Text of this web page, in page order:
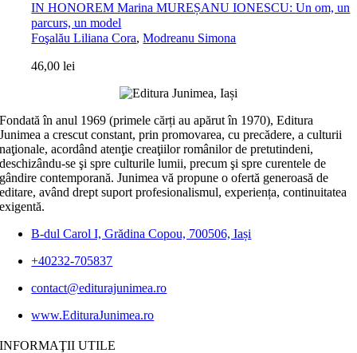
IN HONOREM Marina MUREȘANU IONESCU: Un om, un
parcurs, un model
Foşalău Liliana Cora,Modreanu Simona
46,00lei
Fondată în anul 1969 (primele cărți au apărut în 1970), Editura
Junimea a crescut constant, prin promovarea, cu precădere, a culturii
naţionale, acordând atenţie creaţiilor românilor de pretutindeni,
deschizându-se şi spre culturile lumii, precum şi spre curentele de
gândire contemporană. Junimea vă propune o ofertă generoasă de
editare, având drept suport profesionalismul, experiența, continuitatea
exigentă.
B-dul Carol I, Grădina Copou, 700506, Iași
+40232-705837
contact@editurajunimea.ro
www.EdituraJunimea.ro
INFORMAŢII UTILE